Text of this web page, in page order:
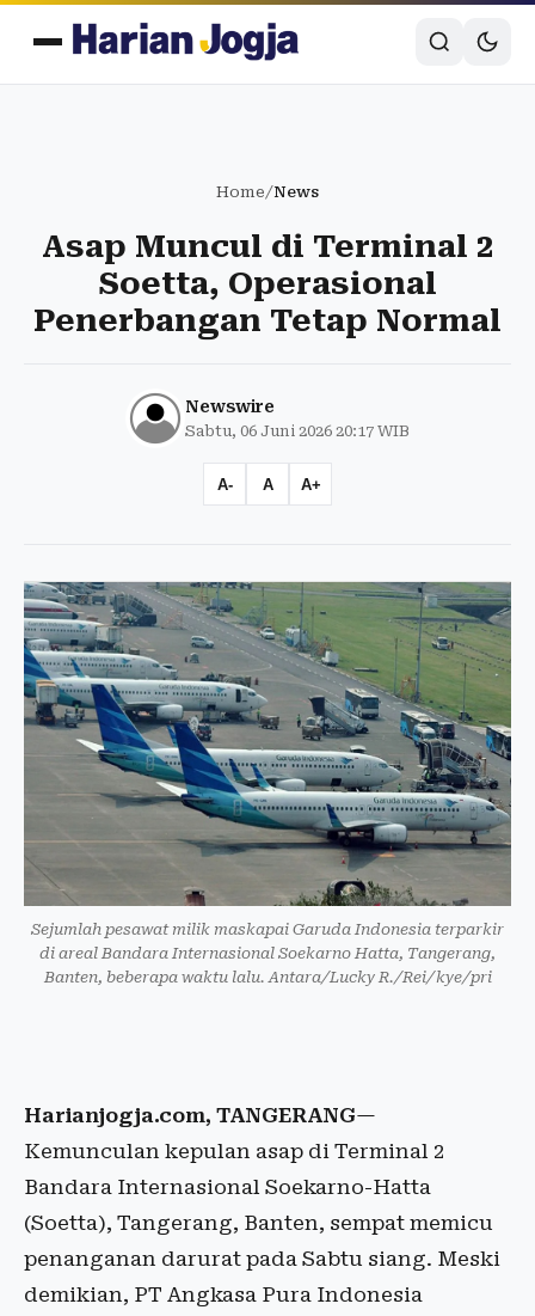
Home/News
Asap Muncul di Terminal 2
Soetta, Operasional
Penerbangan Tetap Normal
Newswire
Sabtu, 06 Juni 2026 20:17 WIB
A- A A+
Sejumlah pesawat milik maskapai Garuda Indonesia terparkir
di areal Bandara Internasional Soekarno Hatta, Tangerang,
Banten, beberapa waktu lalu. Antara/Lucky R./Rei/kye/pri
Harianjogja.com, TANGERANG—
Kemunculan kepulan asap di Terminal 2
Bandara Internasional Soekarno-Hatta
(Soetta), Tangerang, Banten, sempat memicu
penanganan darurat pada Sabtu siang. Meski
demikian, PT Angkasa Pura Indonesia